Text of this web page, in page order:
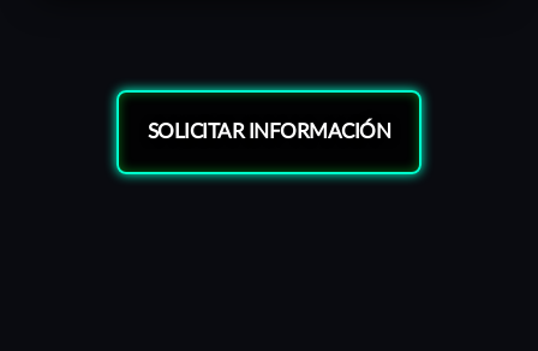
SOLICITAR INFORMACIÓN